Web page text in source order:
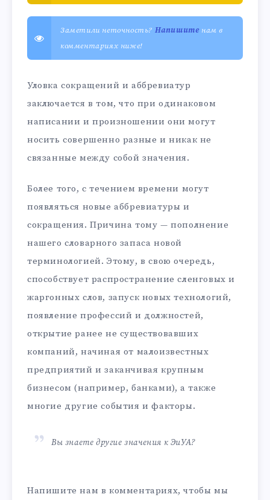
Заметили неточность? Напишитенам в
комментариях ниже!
Уловка сокращений и аббревиатур
заключается в том, что при одинаковом
написании и произношении они могут
носить совершенно разные и никак не
связанные между собой значения.
Более того, с течением времени могут
появляться новые аббревиатуры и
сокращения. Причина тому — пополнение
нашего словарного запаса новой
терминологией. Этому, в свою очередь,
способствует распространение сленговых и
жаргонных слов, запуск новых технологий,
появление профессий и должностей,
открытие ранее не существовавших
компаний, начиная от малоизвестных
предприятий и заканчивая крупным
бизнесом (например, банками), а также
многие другие события и факторы.
Вы знаете другие значения к ЭиУА?
Напишите нам в комментариях, чтобы мы